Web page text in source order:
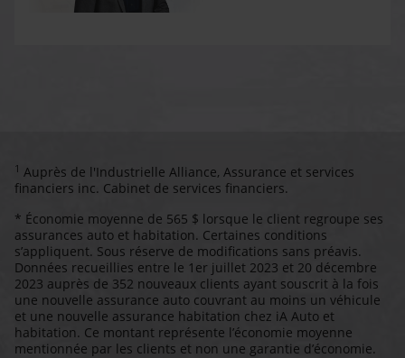
1 Auprès de l'Industrielle Alliance, Assurance et services
financiers inc. Cabinet de services financiers.
* Économie moyenne de 565 $ lorsque le client regroupe ses
assurances auto et habitation. Certaines conditions
s’appliquent. Sous réserve de modifications sans préavis.
Données recueillies entre le 1er juillet 2023 et 20 décembre
2023 auprès de 352 nouveaux clients ayant souscrit à la fois
une nouvelle assurance auto couvrant au moins un véhicule
et une nouvelle assurance habitation chez iA Auto et
habitation. Ce montant représente l’économie moyenne
mentionnée par les clients et non une garantie d’économie.